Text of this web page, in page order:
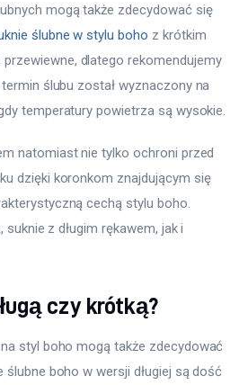
mogą także zdecydować się
ślubne w stylu boho z krótkim
dlatego rekomendujemy
ślubu został wyznaczony na
temperatury powietrza są wysokie.
natomiast nie tylko ochroni przed
dzięki koronkom znajdującym się
cechą stylu boho.
suknie z długim rękawem, jak i
czy krótką?
styl boho mogą także zdecydować
ślubne boho w wersji długiej są dość